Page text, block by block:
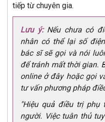
tiếp từ chuyên gia.
Lưu ý:Nếu chưa có
nhân có thể lại số
bác sĩ sẽ gọi và nói
để tránh mất thời gian.
online ở đây hoặc gọi
tư vấn phương pháp
"Hiệu quả điều trị
người. Việc tuân thủ